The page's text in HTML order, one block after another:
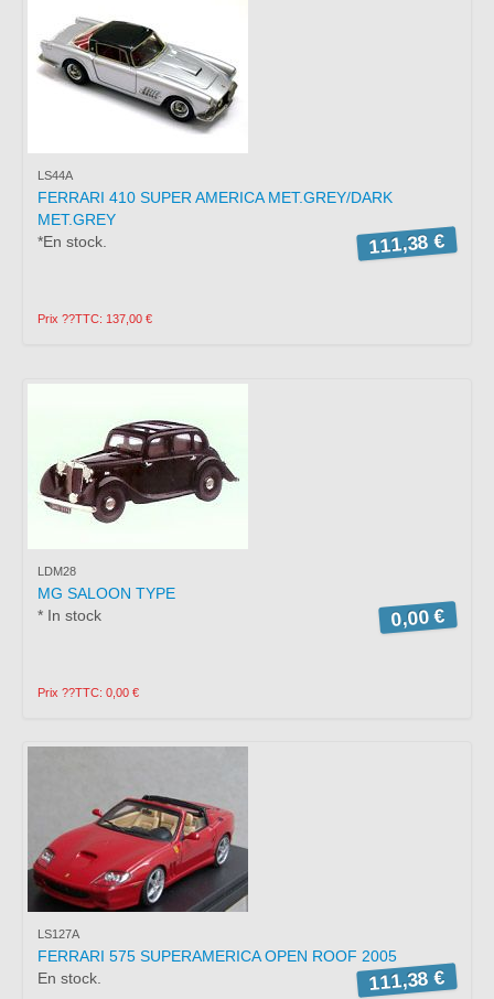
LS44A
FERRARI 410 SUPER AMERICA MET.GREY/DARK
MET.GREY
*En stock.
111,38 €
Prix ??TTC: 137,00 €
LDM28
MG SALOON TYPE
* In stock
0,00 €
Prix ??TTC: 0,00 €
LS127A
FERRARI 575 SUPERAMERICA OPEN ROOF 2005
En stock.
111,38 €